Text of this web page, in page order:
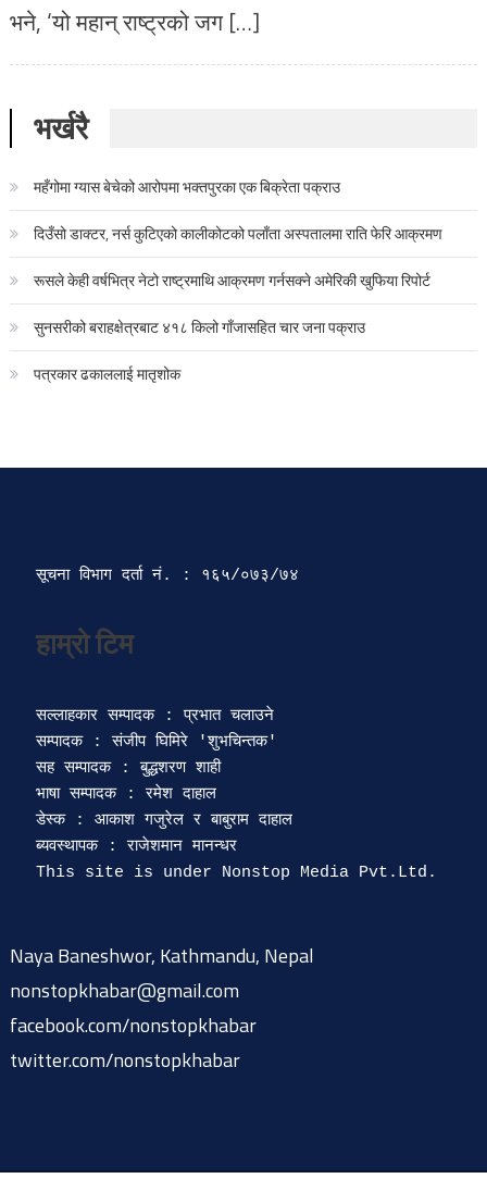
भने, ‘यो महान् राष्ट्रको जग […]
भर्खरै
महँगोमा ग्यास बेचेको आरोपमा भक्तपुरका एक बिक्रेता पक्राउ
दिउँसो डाक्टर, नर्स कुटिएको कालीकोटको पलाँता अस्पतालमा राति फेरि आक्रमण
रूसले केही वर्षभित्र नेटो राष्ट्रमाथि आक्रमण गर्नसक्ने अमेरिकी खुफिया रिपोर्ट
सुनसरीको बराहक्षेत्रबाट ४१८ किलो गाँजासहित चार जना पक्राउ
पत्रकार ढकाललाई मातृशोक
सूचना विभाग दर्ता‍ नं. : १६५/०७३/७४
हाम्रो टिम
सल्लाहकार सम्पादक : प्रभात चलाउने
सम्पादक : संजीप घिमिरे 'शुभचिन्तक'
सह सम्पादक : बुद्धशरण शाही
भाषा सम्पादक : रमेश दाहाल
डेस्क : आकाश गजुरेल र बाबुराम दाहाल
ब्यवस्थापक : राजेशमान मानन्धर
Naya Baneshwor, Kathmandu, Nepal
nonstopkhabar@gmail.com
facebook.com/nonstopkhabar
twitter.com/nonstopkhabar